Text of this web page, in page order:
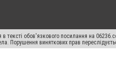
обов'язкового посилання на
Порушення виняткових прав